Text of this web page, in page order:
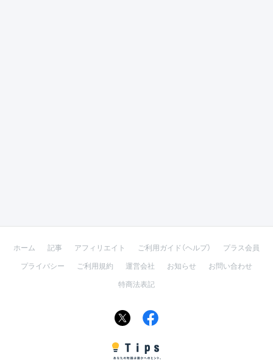
ホーム 記事 アフィリエイト ご利用ガイド（ヘルプ）
プラス会員
プライバシー
ご利用規約 運営会社 お知らせ
お問い合わせ
特商法表記